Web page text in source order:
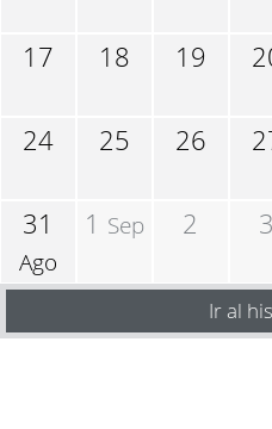
17 18 19
24 25 26
31
Ago
1 Sep 2 3
Ir al